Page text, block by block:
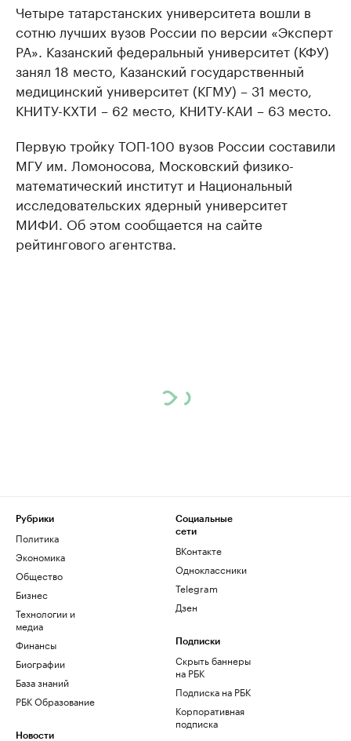
Четыре татарстанских университета вошли в
сотню лучших вузов России по версии «Эксперт
РА». Казанский федеральный университет (КФУ)
занял 18 место, Казанский государственный
медицинский университет (КГМУ) – 31 место,
КНИТУ-КХТИ – 62 место, КНИТУ-КАИ – 63 место.
Первую тройку ТОП-100 вузов России составили
МГУ им. Ломоносова, Московский физико-
математический институт и Национальный
исследовательских ядерный университет
МИФИ. Об этом сообщается на сайте
рейтингового агентства.
Рубрики
Политика
Экономика
Общество
Бизнес
Технологии и
медиа
Финансы
Биографии
База знаний
РБК Образование
Новости
Социальные
сети
ВКонтакте
Одноклассники
Telegram
Дзен
Подписки
Скрыть баннеры
на РБК
Подписка на РБК
Корпоративная
подписка